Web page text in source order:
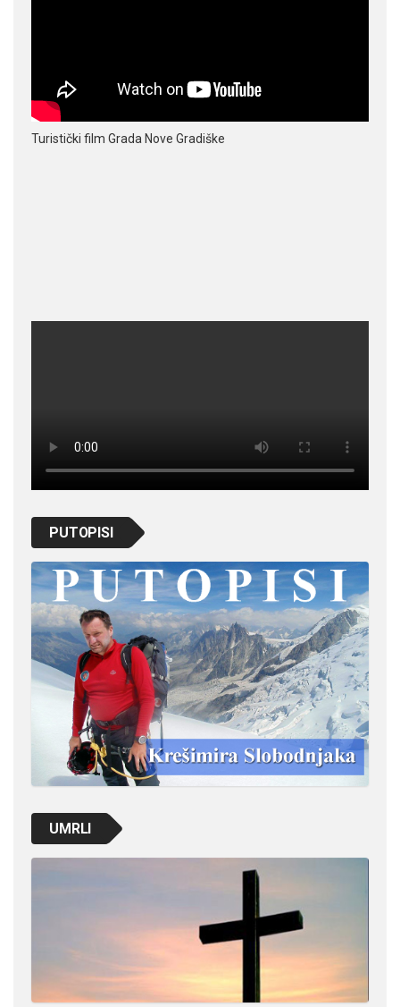
Turistički film Grada Nove Gradiške
PUTOPISI
UMRLI